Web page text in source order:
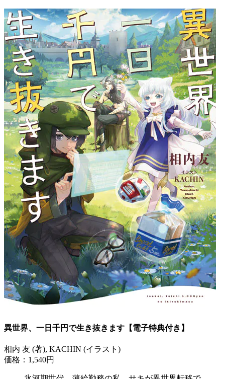
異世界、一日千円で生き抜きます【電子特典付き】
相内 友 (著), KACHIN (イラスト)
価格：1,540円